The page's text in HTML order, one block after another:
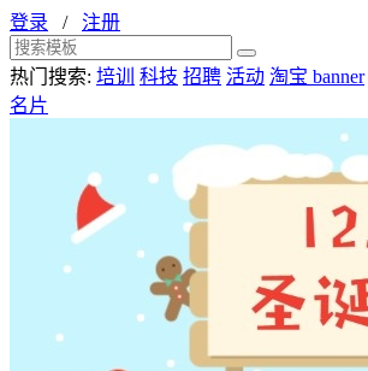
登录 / 注册
热门搜索: 培训 科技 招聘 活动 淘宝 banner
名片